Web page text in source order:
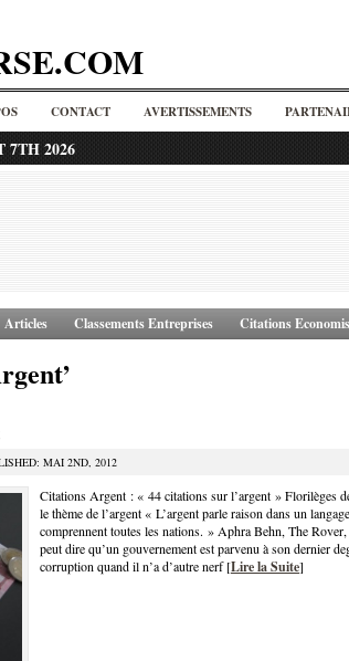
CONTACT AVERTISSEMENTS
7TH 2026
Articles Classements Entreprises Citations
MAI 2ND, 2012
Citations Argent : « 44 citations sur l’argent » Florilèges
le thème de l’argent « L’argent parle raison dans un
comprennent toutes les nations. » Aphra Behn, The
peut dire qu’un gouvernement est parvenu à son dernier
corruption quand il n’a d’autre nerf [Lire la Suite]